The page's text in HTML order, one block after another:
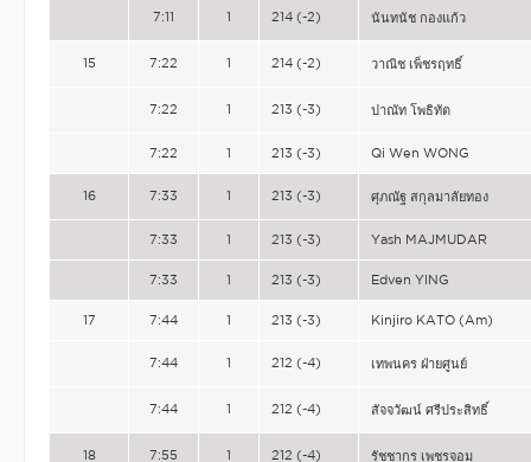
7:11 1 214 (-2) นันทนัช กองแก้ว
15 7:22 1 214 (-2) วาณิช เพ็ชรฤทธิ์
7:22 1 213 (-3) ปาณัท โพธิทัต
7:22 1 213 (-3) Qi Wen WONG
16 7:33 1 213 (-3) ศุภณัฐ สกุลมาลัยทอง
7:33 1 213 (-3) Yash MAJMUDAR
7:33 1 213 (-3) Edven YING
17 7:44 1 213 (-3) Kinjiro KATO (Am)
7:44 1 212 (-4) เทพนคร ฝ่ายศูนย์
7:44 1 212 (-4) สัจจวัฒน์ ศรีประสิทธิ์
18 7:55 1 212 (-4) รัชชากร เพชรจอม